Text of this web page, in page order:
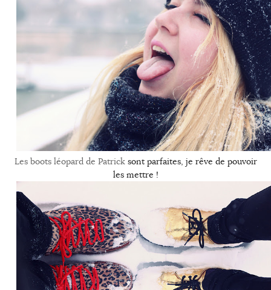
Les boots léopard de Patricksont parfaites, je rêve de pouvoir
les mettre !